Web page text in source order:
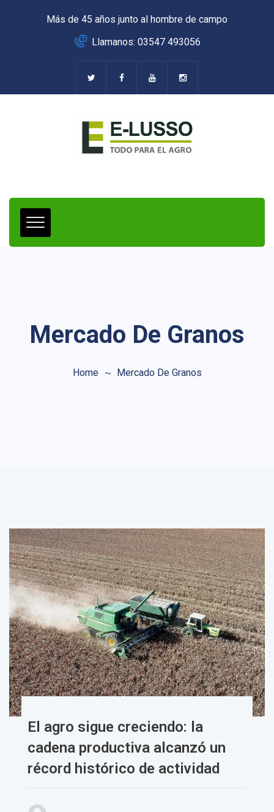
Más de 45 años junto al hombre de campo
Llamanos: 03547 493056
Mercado De Granos
Home Mercado De Granos
El agro sigue creciendo: la
cadena productiva alcanzó un
récord histórico de actividad